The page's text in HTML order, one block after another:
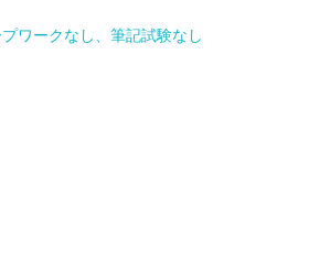
ワークなし、筆記試験なし